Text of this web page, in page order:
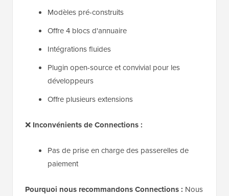
Modèles pré-construits
Offre 4 blocs d'annuaire
Intégrations fluides
Plugin open-source et convivial pour les
développeurs
Offre plusieurs extensions
❌ Inconvénients de Connections :
Pas de prise en charge des passerelles de
paiement
Pourquoi nous recommandons Connections : Nous